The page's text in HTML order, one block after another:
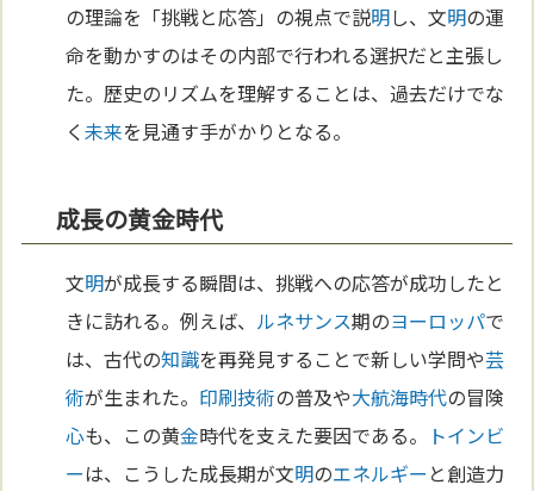
の理論を「挑戦と応答」の視点で説明し、文明の運
命を動かすのはその内部で行われる選択だと主張し
た。歴史のリズムを理解することは、過去だけでな
く未来を見通す手がかりとなる。
成長の黄金時代
文明が成長する瞬間は、挑戦への応答が成功したと
きに訪れる。例えば、 ルネサンス期のヨーロッパで
は、古代の知識を再発見することで新しい学問や芸
術が生まれた。 印刷技術の普及や大航海時代の冒険
心も、この黄金時代を支えた要因である。
トインビ
ーは、こうした成長期が文明のエネルギー と創造力